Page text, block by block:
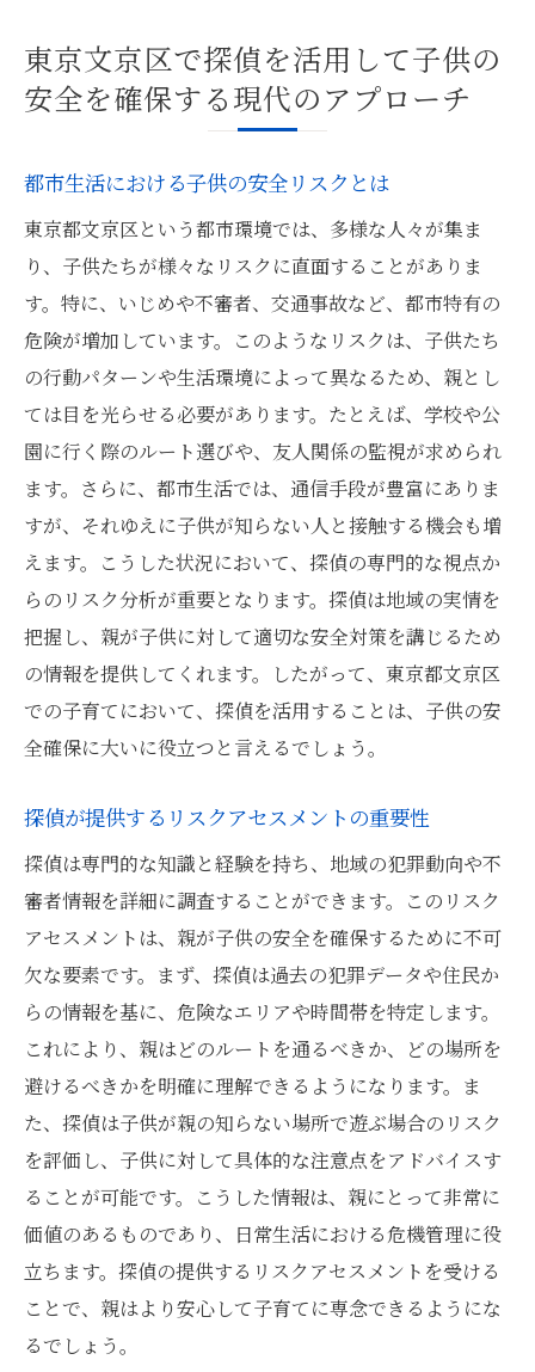
東京文京区で探偵を活用して子供の
安全を確保する現代のアプローチ
都市生活における子供の安全リスクとは
東京都文京区という都市環境では、多様な人々が集ま
り、子供たちが様々なリスクに直面することがありま
す。特に、いじめや不審者、交通事故など、都市特有の
危険が増加しています。このようなリスクは、子供たち
の行動パターンや生活環境によって異なるため、親とし
ては目を光らせる必要があります。たとえば、学校や公
園に行く際のルート選びや、友人関係の監視が求められ
ます。さらに、都市生活では、通信手段が豊富にありま
すが、それゆえに子供が知らない人と接触する機会も増
えます。こうした状況において、探偵の専門的な視点か
らのリスク分析が重要となります。探偵は地域の実情を
把握し、親が子供に対して適切な安全対策を講じるため
の情報を提供してくれます。したがって、東京都文京区
での子育てにおいて、探偵を活用することは、子供の安
全確保に大いに役立つと言えるでしょう。
探偵が提供するリスクアセスメントの重要性
探偵は専門的な知識と経験を持ち、地域の犯罪動向や不
審者情報を詳細に調査することができます。このリスク
アセスメントは、親が子供の安全を確保するために不可
欠な要素です。まず、探偵は過去の犯罪データや住民か
らの情報を基に、危険なエリアや時間帯を特定します。
これにより、親はどのルートを通るべきか、どの場所を
避けるべきかを明確に理解できるようになります。ま
た、探偵は子供が親の知らない場所で遊ぶ場合のリスク
を評価し、子供に対して具体的な注意点をアドバイスす
ることが可能です。こうした情報は、親にとって非常に
価値のあるものであり、日常生活における危機管理に役
立ちます。探偵の提供するリスクアセスメントを受ける
ことで、親はより安心して子育てに専念できるようにな
るでしょう。